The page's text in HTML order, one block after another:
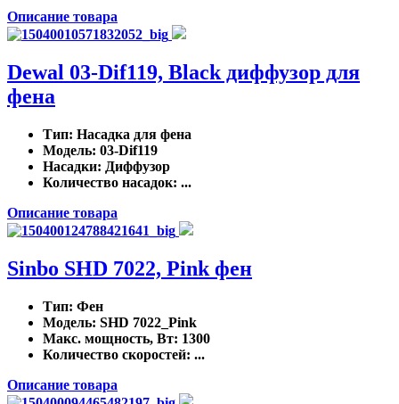
Описание товара
Dewal 03-Dif119, Black диффузор для
фена
Тип: Насадка для фена
Модель: 03-Dif119
Насадки: Диффузор
Количество насадок: ...
Описание товара
Sinbo SHD 7022, Pink фен
Тип: Фен
Модель: SHD 7022_Pink
Макс. мощность, Вт: 1300
Количество скоростей: ...
Описание товара